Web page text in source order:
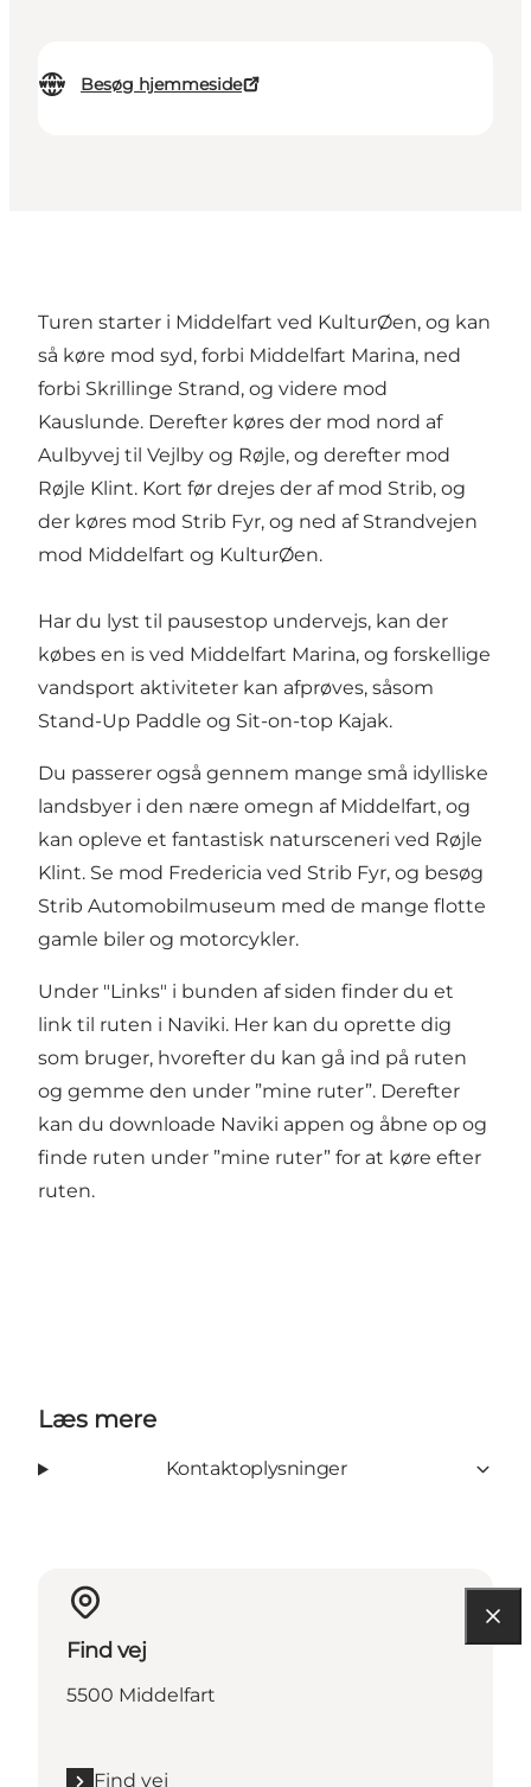
Besøg hjemmeside
Turen starter i Middelfart ved KulturØen, og kan
så køre mod syd, forbi Middelfart Marina, ned
forbi Skrillinge Strand, og videre mod
Kauslunde. Derefter køres der mod nord af
Aulbyvej til Vejlby og Røjle, og derefter mod
Røjle Klint. Kort før drejes der af mod Strib, og
der køres mod Strib Fyr, og ned af Strandvejen
mod Middelfart og KulturØen.
Har du lyst til pausestop undervejs, kan der
købes en is ved Middelfart Marina, og forskellige
vandsport aktiviteter kan afprøves, såsom
Stand-Up Paddle og Sit-on-top Kajak.
Du passerer også gennem mange små idylliske
landsbyer i den nære omegn af Middelfart, og
kan opleve et fantastisk natursceneri ved Røjle
Klint. Se mod Fredericia ved Strib Fyr, og besøg
Strib Automobilmuseum med de mange flotte
gamle biler og motorcykler.
Under "Links" i bunden af siden finder du et
link til ruten i Naviki. Her kan du oprette dig
som bruger, hvorefter du kan gå ind på ruten
og gemme den under ”mine ruter”. Derefter
kan du downloade Naviki appen og åbne op og
finde ruten under ”mine ruter” for at køre efter
ruten.
Læs mere
Kontaktoplysninger
Find vej
5500 Middelfart
Find vej